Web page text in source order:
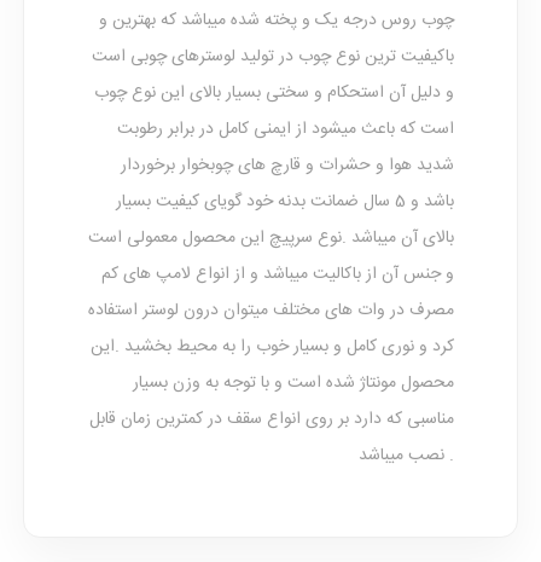
چوب روس درجه یک و پخته شده میباشد که بهترین و
باکیفیت ترین نوع چوب در تولید لوسترهای چوبی است
و دلیل آن استحکام و سختی بسیار بالای این نوع چوب
است که باعث میشود از ایمنی کامل در برابر رطوبت
شدید هوا و حشرات و قارچ های چوبخوار برخوردار
باشد و 5 سال ضمانت بدنه خود گویای کیفیت بسیار
بالای آن میباشد .نوع سرپیچ این محصول معمولی است
و جنس آن از باکالیت میباشد و از انواع لامپ های کم
مصرف در وات های مختلف میتوان درون لوستر استفاده
کرد و نوری کامل و بسیار خوب را به محیط بخشید .این
محصول مونتاژ شده است و با توجه به وزن بسیار
مناسبی که دارد بر روی انواع سقف در کمترین زمان قابل
نصب میباشد .